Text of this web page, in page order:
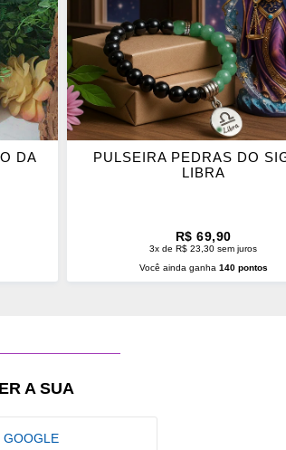
DA
FAVORITOS
PULSEIRA PEDRAS DO
LIBRA
R$ 69,90
3x de R$ 23,30 sem juros
Você ainda ganha 140 pontos
A SUA
GOOGLE